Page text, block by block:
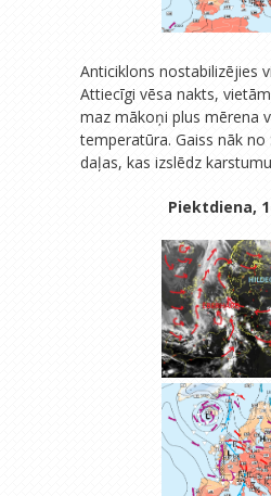
Anticiklons nostabilizējies
Attiecīgi vēsa nakts,
maz mākoņi plus mērena
temperatūra. Gaiss nāk no
daļas, kas izslēdz
Piektdiena,